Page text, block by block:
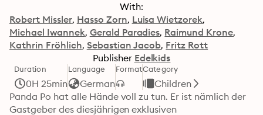
With:
Robert Missler Hasso Zorn Luisa Wietzorek
Michael Iwannek Gerald Paradies Raimund Krone
Kathrin Fröhlich Sebastian Jacob Fritz Rott
Publisher Edelkids
Duration
0H 25min
Language
German
FormatCategory
Children
Panda Po hat alle Hände voll zu tun. Er ist nämlich der
Gastgeber des diesjährigen exklusiven